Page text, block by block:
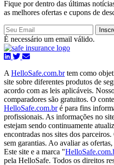
Fique por dentro das últimas
as melhores ofertas e cupons de
É necessário um email válido.
A HelloSafe.com.brtem como
site sobre diferentes produtos de
acordo com as leis aplicáveis.
comparadores são gratuitos. O
HelloSafe.com.bré para fins
profissionais. As informações no
estejam sendo continuamente
encontradas nos sites dos
sem garantias. Ao avaliar as
Este site e a marca "
pela HelloSafe. Todos os direitos